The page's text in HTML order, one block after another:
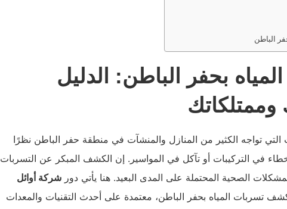
الباطن
بحفر الباطن: الدليل
وممتلكاتك
تواجه الكثير من المنازل والمنشآت في منطقة حفر الباطن نظرًا
في التركيبات أو تآكل في المواسير. إن الكشف المبكر عن التسربات
الصحية المحتملة على المدى البعيد. هنا يأتي دور شركة أوائل
تسربات المياه بحفر الباطن، معتمدة على أحدث التقنيات والمعدات